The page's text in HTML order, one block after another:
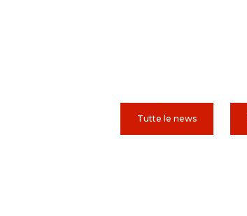
Tutte le news